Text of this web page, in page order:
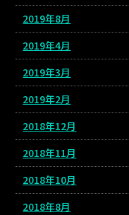
2019年8月
2019年4月
2019年3月
2019年2月
2018年12月
2018年11月
2018年10月
2018年8月